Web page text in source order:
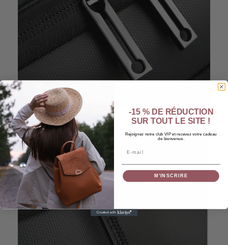
-15 % DE RÉDUCTION
SUR TOUT LE SITE !
Rejoignez notre club VIP et recevez votre cadeau
de bienvenue.
M’INSCRIRE